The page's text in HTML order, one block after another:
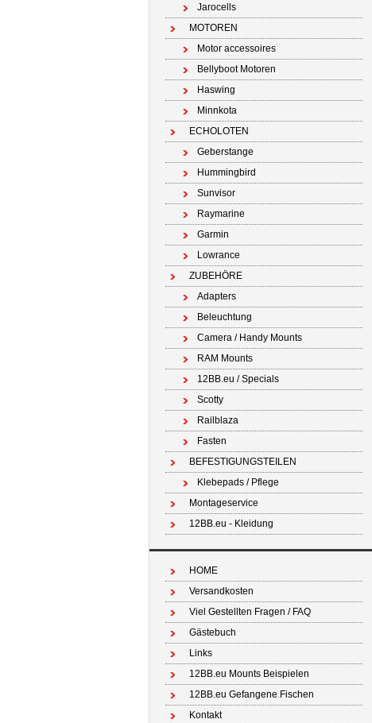
Jarocells
MOTOREN
Motor accessoires
Bellyboot Motoren
Haswing
Minnkota
ECHOLOTEN
Geberstange
Hummingbird
Sunvisor
Raymarine
Garmin
Lowrance
ZUBEHÖRE
Adapters
Beleuchtung
Camera / Handy Mounts
RAM Mounts
12BB.eu / Specials
Scotty
Railblaza
Fasten
BEFESTIGUNGSTEILEN
Klebepads / Pflege
Montageservice
12BB.eu - Kleidung
HOME
Versandkosten
Viel Gestellten Fragen / FAQ
Gästebuch
Links
12BB.eu Mounts Beispielen
12BB.eu Gefangene Fischen
Kontakt